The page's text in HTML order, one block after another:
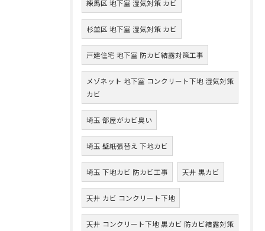
練馬区 地下室 湿気対策 カビ
杉並区 地下室 湿気対策 カビ
戸建住宅 地下室 防カビ結露対策工事
メゾネット 地下室 コンクリート下地 湿気対策
カビ
埼玉 部屋がカビ臭い
埼玉 壁紙張替え 下地カビ
埼玉 下地カビ 防カビ工事 天井 黒カビ
天井 カビ コンクリート下地
天井 コンクリート下地 黒カビ 防カビ結露対策